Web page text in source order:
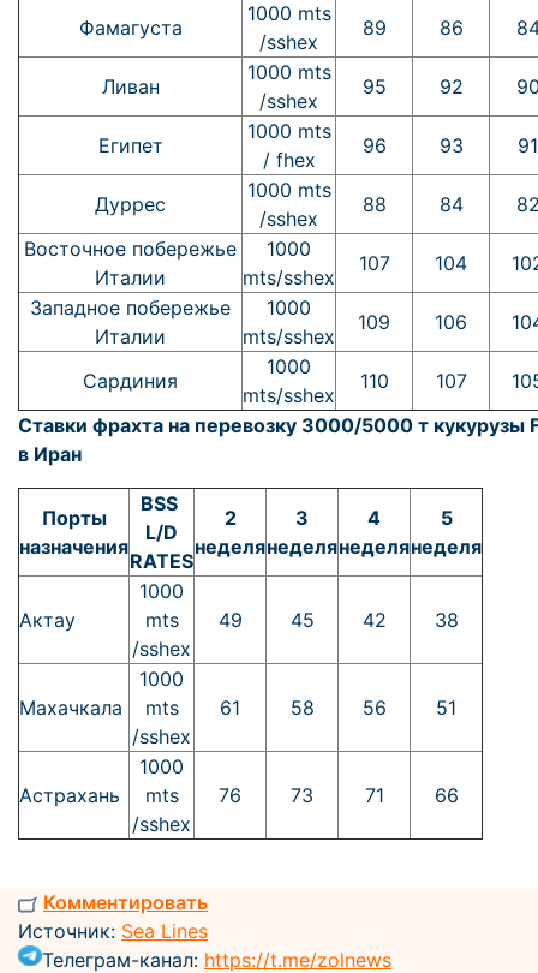
Фамагуста
1000 mts
/sshex
89 86
Ливан
1000 mts
/sshex
95 92
Египет
1000 mts
/ fhex
96 93 91
Дуррес
1000 mts
/sshex
88 84
Восточное побережье
Италии
1000
mts/sshex
107 104
Западное побережье
Италии
1000
mts/sshex
109 106
Сардиния
1000
mts/sshex
110 107
Ставки фрахта на перевозку 3000/5000 т кукурузы
в Иран
Порты
назначения
BSS
L/D
RATES
2
неделя
3
неделя
4
неделя
5
неделя
Актау
1000
mts
/sshex
49 45 42 38
Махачкала
1000
mts
/sshex
61 58 56 51
Астрахань
1000
mts
/sshex
76 73 71 66
Комментировать
Источник: Sea Lines
Телеграм-канал: https://t.me/zolnews